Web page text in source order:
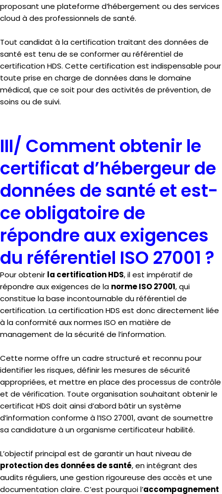
proposant une plateforme d’hébergement ou des services
cloud à des professionnels de santé.
Tout candidat à la certification traitant des données de
santé est tenu de se conformer au référentiel de
certification HDS. Cette certification est indispensable pour
toute prise en charge de données dans le domaine
médical, que ce soit pour des activités de prévention, de
soins ou de suivi.
III/ Comment obtenir le
certificat d’hébergeur de
données de santé et est-
ce obligatoire de
répondre aux exigences
du référentiel ISO 27001 ?
Pour obtenir la certification HDS, il est impératif de
répondre aux exigences de la norme ISO 27001, qui
constitue la base incontournable du référentiel de
certification. La certification HDS est donc directement liée
à la conformité aux normes ISO en matière de
management de la sécurité de l’information.
Cette norme offre un cadre structuré et reconnu pour
identifier les risques, définir les mesures de sécurité
appropriées, et mettre en place des processus de contrôle
et de vérification. Toute organisation souhaitant obtenir le
certificat HDS doit ainsi d’abord bâtir un système
d’information conforme à l’ISO 27001, avant de soumettre
sa candidature à un organisme certificateur habilité.
L’objectif principal est de garantir un haut niveau de
protection des données de santé, en intégrant des
audits réguliers, une gestion rigoureuse des accès et une
documentation claire. C’est pourquoi l’accompagnement